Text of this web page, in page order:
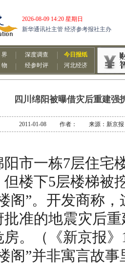
四川绵阳被曝借灾后重建强
2011-01-08 作者： 来源：新京报
一栋7层住宅
但楼下5层楼梯被
阁”。开发商称
准的地震灾后
房。（《新京报
”并非寓言故事